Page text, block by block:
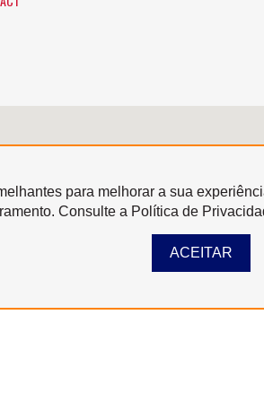
para melhorar a sua
Consulte a Política de
ACEITAR